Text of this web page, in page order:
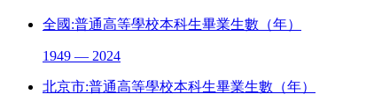
全國:普通高等學校本科生畢業生數（年）
1949 — 2024
北京市:普通高等學校本科生畢業生數（年）